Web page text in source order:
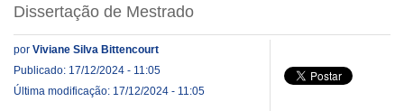
Dissertação de Mestrado
por Viviane Silva Bittencourt
Publicado: 17/12/2024 - 11:05
Última modificação: 17/12/2024 - 11:05